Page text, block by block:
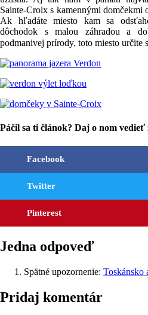
Sainte-Croix s kamennými domčekmi
Ak hľadáte miesto kam sa
dôchodok s malou záhradou a
podmanivej prírody, toto miesto určite
Páčil sa ti článok? Daj o nom vedieť
Facebook
Twitter
Pinterest
Jedna odpoveď
Spätné upozornenie: Toskánsko
Pridaj komentár